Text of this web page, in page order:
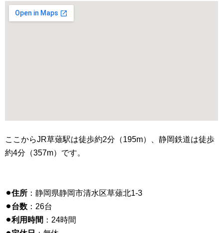
ここからJR草薙駅は徒歩約2分（195m）、静岡鉄道は徒歩
約4分（357m）です。
⚫︎住所 ：静岡県静岡市清水区草薙北1-3
⚫︎台数 ：26台
⚫︎利用時間 ：24時間